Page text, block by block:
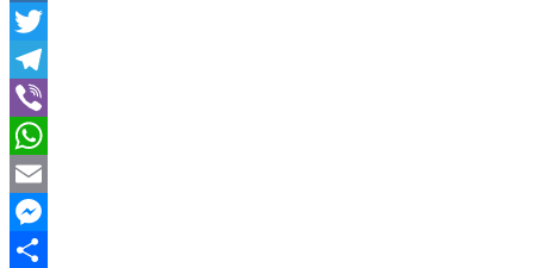
Mail.Ru
Twitter
Telegram
Viber
WhatsApp
Email
Messenger